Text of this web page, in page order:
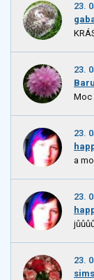
23.
23.
Moc
23.
a
23.
23.